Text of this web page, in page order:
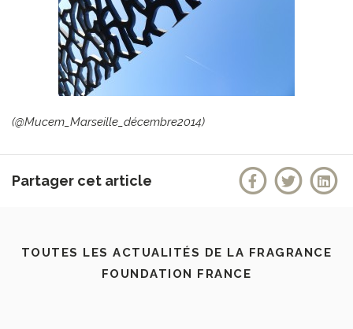
(@Mucem_Marseille_décembre2014)
Partager cet article
TOUTES LES ACTUALITÉS DE LA FRAGRANCE
FOUNDATION FRANCE